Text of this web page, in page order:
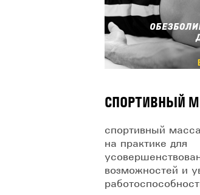
СПОРТИВНЫЙ
спортивный
на практике для
возможностей и